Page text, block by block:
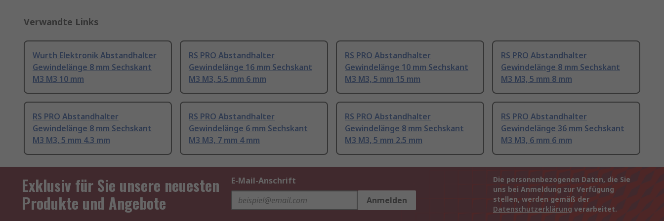
Verwandte Links
Wurth Elektronik Abstandhalter
Gewindelänge 8 mm Sechskant
M3 M3 10 mm
RS PRO Abstandhalter
Gewindelänge 16 mm Sechskant
M3 M3, 5.5 mm 6 mm
RS PRO Abstandhalter
Gewindelänge 10 mm Sechskant
M3 M3, 5 mm 15 mm
RS PRO Abstandhalter
Gewindelänge 8 mm Sechskant
M3 M3, 5 mm 8 mm
RS PRO Abstandhalter
Gewindelänge 8 mm Sechskant
M3 M3, 5 mm 4.3 mm
RS PRO Abstandhalter
Gewindelänge 6 mm Sechskant
M3 M3, 7 mm 4 mm
RS PRO Abstandhalter
Gewindelänge 8 mm Sechskant
M3 M3, 5 mm 2.5 mm
RS PRO Abstandhalter
Gewindelänge 36 mm Sechskant
M3 M3, 6 mm 6 mm
Exklusiv für Sie unsere neuesten
Produkte und Angebote
E-Mail-Anschrift
Anmelden
Die personenbezogenen Daten, die Sie
uns bei Anmeldung zur Verfügung
stellen, werden gemäß der
Datenschutzerklärung verarbeitet.